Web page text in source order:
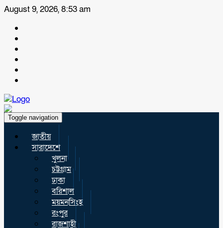
August 9, 2026, 8:53 am
Toggle navigation
জাতীয়
সারাদেশে
খুলনা
চট্টগ্রাম
ঢাকা
বরিশাল
ময়মনসিংহ
রংপুর
রাজশাহী